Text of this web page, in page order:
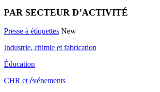
PAR SECTEUR D’ACTIVITÉ
Presse à étiquettes New
Industrie, chimie et fabrication
Éducation
CHR et événements